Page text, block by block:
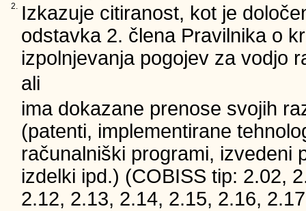
2.
Izkazuje citiranost, kot je
odstavka 2. člena Pravilnika o
izpolnjevanja pogojev za vodjo
ali
ima dokazane prenose svojih
(patenti, implementirane
računalniški programi, izvedeni
izdelki ipd.) (COBISS tip: 2.02,
2.12, 2.13, 2.14, 2.15, 2.16,